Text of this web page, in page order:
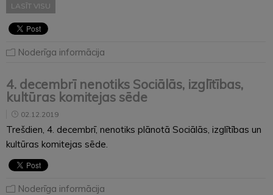
LASĪT VISU
Noderīga informācija
4. decembrī nenotiks Sociālās, izglītības,
kultūras komitejas sēde
02.12.2019
Trešdien, 4. decembrī, nenotiks plānotā Sociālās, izglītības un
kultūras komitejas sēde.
Noderīga informācija